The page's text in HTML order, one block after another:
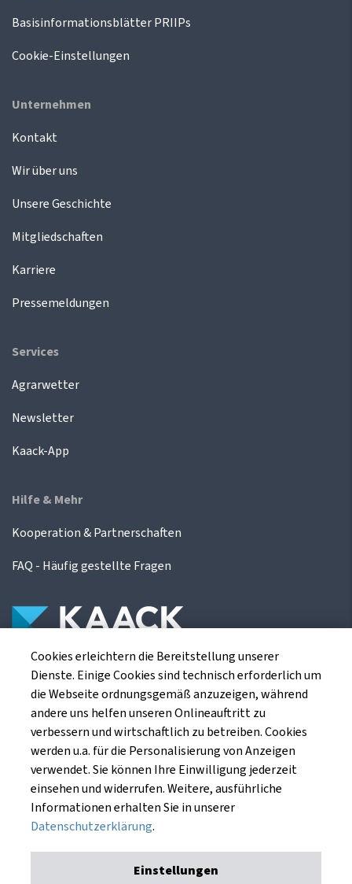
Basisinformationsblätter PRIIPs
Cookie-Einstellungen
Unternehmen
Kontakt
Wir über uns
Unsere Geschichte
Mitgliedschaften
Karriere
Pressemeldungen
Services
Agrarwetter
Newsletter
Kaack-App
Hilfe & Mehr
Kooperation & Partnerschaften
FAQ - Häufig gestellte Fragen
Die Kaack Terminhandel GmbH ist ein
Finanzdienstleistungsinstitut für die europäischen
Agrarterminbörsen.
Kaack Terminhandel GmbH
Am Markt 8
49661 Cloppenburg
Datenschutzerklärung
Cookies erleichtern die Bereitstellung unserer
Dienste. Einige Cookies sind technisch erforderlich um
die Webseite ordnungsgemäß anzuzeigen, während
andere uns helfen unseren Onlineauftritt zu
verbessern und wirtschaftlich zu betreiben. Cookies
werden u.a. für die Personalisierung von Anzeigen
verwendet. Sie können Ihre Einwilligung jederzeit
einsehen und widerrufen. Weitere, ausführliche
Informationen erhalten Sie in unserer
Datenschutzerklärung.
Einstellungen